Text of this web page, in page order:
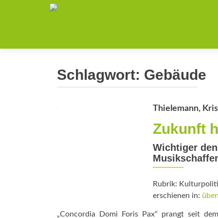
Schlagwort: Gebäude
Thielemann,
Zukunft
Wichtiger
Rubrik:
erschienen in:
„Concordia Domi Foris Pax“ prangt seit